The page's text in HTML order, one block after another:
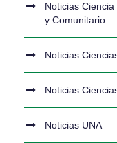
Noticias
y Comunitario
Noticias
Noticias
Noticias UNA